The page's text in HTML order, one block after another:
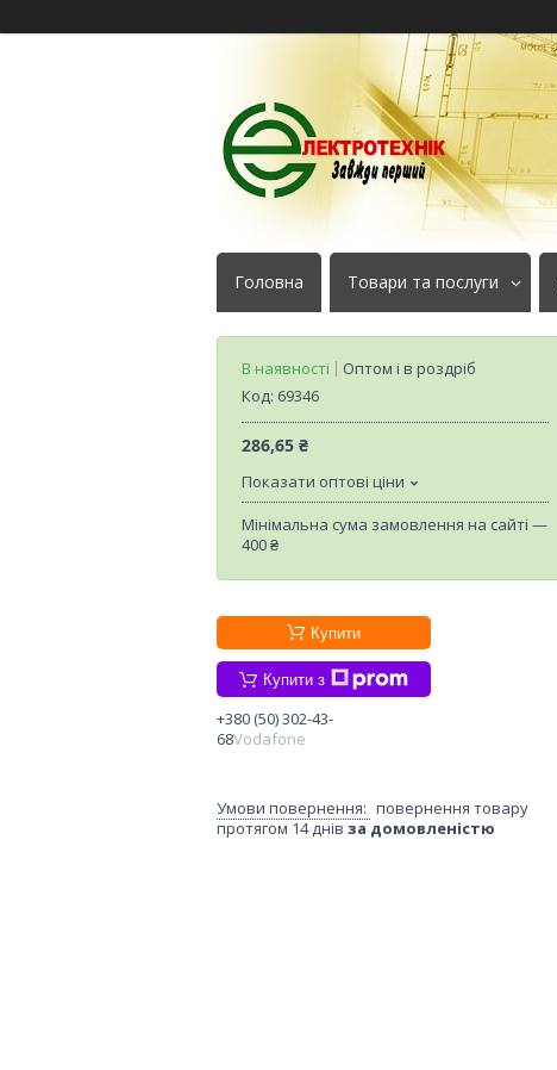
Головна Товари та послуги
В наявності
Оптом і в роздріб
Код: 69346
286,65 ₴
Показати оптові ціни
Мінімальна сума замовлення на сайті —
400 ₴
Купити
Купити з
+380 (50) 302-43-
68Vodafone
повернення товару
протягом 14 днів за домовленістю